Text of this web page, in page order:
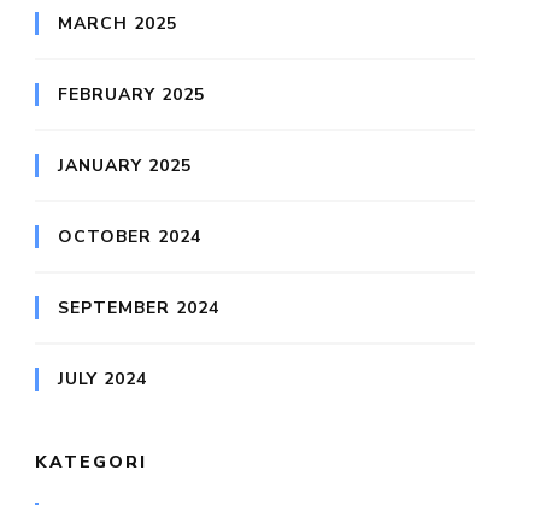
MARCH 2025
FEBRUARY 2025
JANUARY 2025
OCTOBER 2024
SEPTEMBER 2024
JULY 2024
KATEGORI